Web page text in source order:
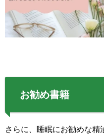
お勧め書籍
さらに、睡眠にお勧めな精